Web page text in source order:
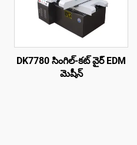
DK7780 సింగిల్-కట్ వైర్ EDM
మెషీన్